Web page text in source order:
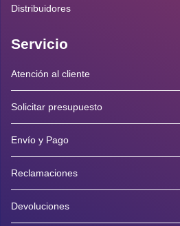
Distribuidores
Servicio
Atención al cliente
Solicitar presupuesto
Envío y Pago
Reclamaciones
Devoluciones